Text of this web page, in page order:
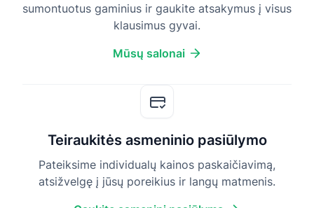
sumontuotus gaminius ir gaukite atsakymus į visus
klausimus gyvai.
Mūsų salonai
Teiraukitės asmeninio pasiūlymo
Pateiksime individualų kainos paskaičiavimą,
atsižvelgę į jūsų poreikius ir langų matmenis.